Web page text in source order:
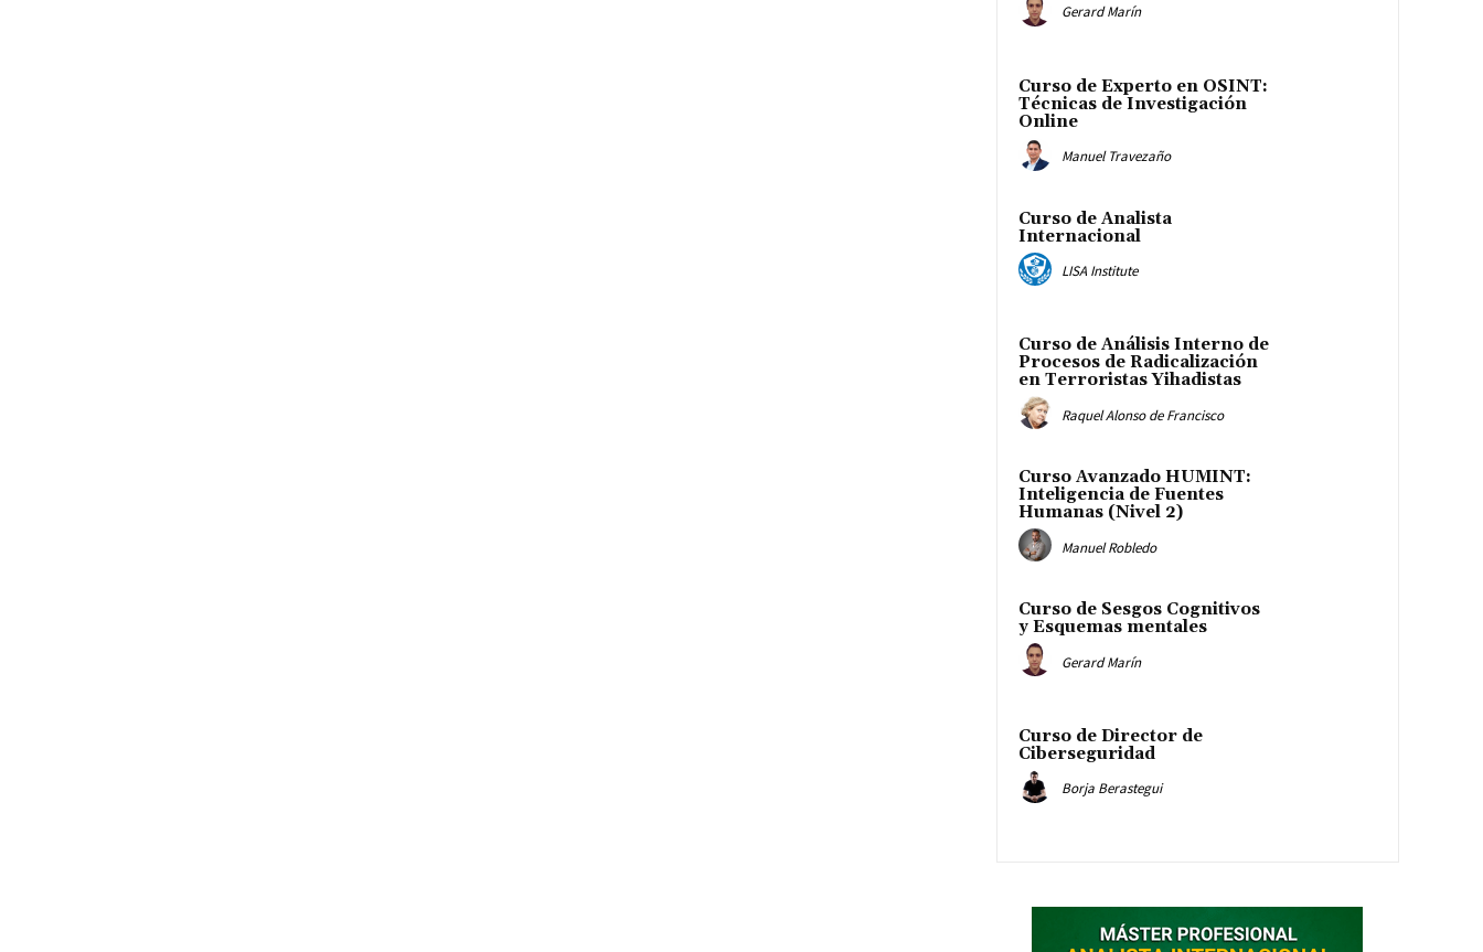
Gerard Marín
Curso de Experto en OSINT:
Técnicas de Investigación
Online
Manuel Travezaño
Curso de Analista
Internacional
LISA Institute
Curso de Análisis Interno de
Procesos de Radicalización
en Terroristas Yihadistas
Raquel Alonso de Francisco
Curso Avanzado HUMINT:
Inteligencia de Fuentes
Humanas (Nivel 2)
Manuel Robledo
Curso de Sesgos Cognitivos
y Esquemas mentales
Gerard Marín
Curso de Director de
Ciberseguridad
Borja Berastegui